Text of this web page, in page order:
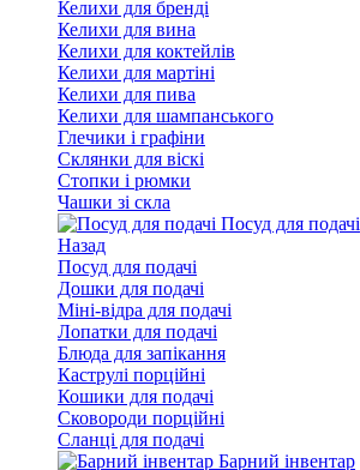
Келихи для бренді
Келихи для вина
Келихи для коктейлів
Келихи для мартіні
Келихи для пива
Келихи для шампанського
Глечики і графіни
Склянки для віскі
Стопки і рюмки
Чашки зі скла
Посуд для подачі
Назад
Посуд для подачі
Дошки для подачі
Міні-відра для подачі
Лопатки для подачі
Блюда для запікання
Каструлі порційні
Кошики для подачі
Сковороди порційні
Сланці для подачі
Барний інвентар